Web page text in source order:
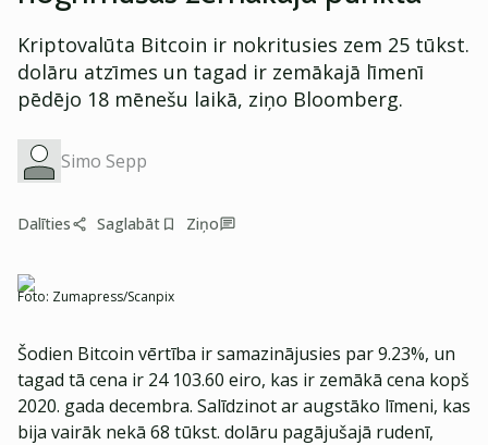
Kriptovalūta Bitcoin ir nokritusies zem 25 tūkst.
dolāru atzīmes un tagad ir zemākajā līmenī
pēdējo 18 mēnešu laikā, ziņo Bloomberg.
Simo Sepp
Dalīties Saglabāt Ziņo
Foto: Zumapress/Scanpix
Šodien Bitcoin vērtība ir samazinājusies par 9.23%, un
tagad tā cena ir 24 103.60 eiro, kas ir zemākā cena kopš
2020. gada decembra. Salīdzinot ar augstāko līmeni, kas
bija vairāk nekā 68 tūkst. dolāru pagājušajā rudenī,